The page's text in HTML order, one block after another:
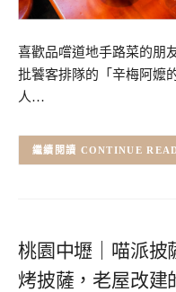
喜歡品嚐道地手路菜的朋
批饕客排隊的「辛梅阿嬤
人…
CONTINUE
桃園中壢｜喵派披
烤披薩，老屋改建